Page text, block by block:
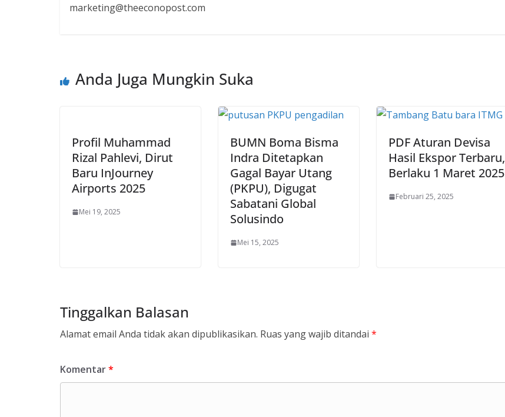
marketing@theeconopost.com
Anda Juga Mungkin Suka
Profil Muhammad
Rizal Pahlevi, Dirut
Baru InJourney
Airports 2025
Mei 19, 2025
BUMN Boma Bisma
Indra Ditetapkan
Gagal Bayar Utang
(PKPU), Digugat
Sabatani Global
Solusindo
Mei 15, 2025
PDF Aturan Devisa
Hasil Ekspor Terbaru,
Berlaku 1 Maret 2025
Februari 25, 2025
Tinggalkan Balasan
Alamat email Anda tidak akan dipublikasikan. Ruas yang wajib ditandai *
Komentar*